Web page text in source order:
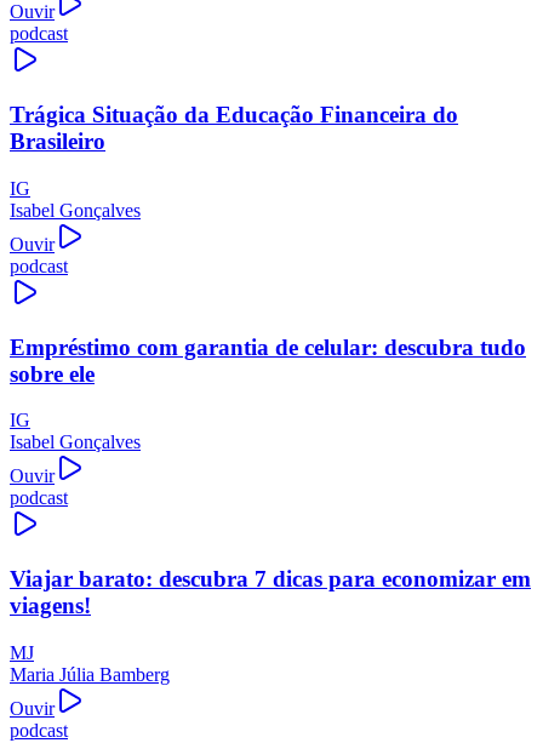
Ouvir
podcast
Trágica Situação da Educação Financeira do
Brasileiro
IG
Isabel Gonçalves
Ouvir
podcast
Empréstimo com garantia de celular: descubra tudo
sobre ele
IG
Isabel Gonçalves
Ouvir
podcast
Viajar barato: descubra 7 dicas para economizar em
viagens!
MJ
Maria Júlia Bamberg
Ouvir
podcast